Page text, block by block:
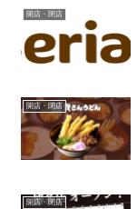
開店・閉店
開店・閉店
開店・閉店